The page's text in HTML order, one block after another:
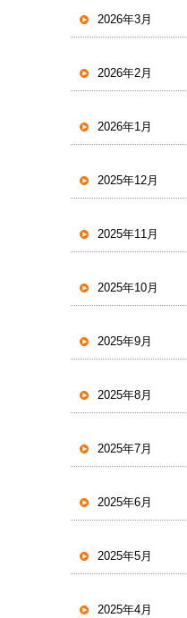
2026年3月
2026年2月
2026年1月
2025年12月
2025年11月
2025年10月
2025年9月
2025年8月
2025年7月
2025年6月
2025年5月
2025年4月